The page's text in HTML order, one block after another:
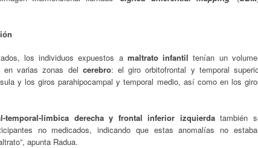
los individuos expuestos a maltrato infantiltenían un
en varias zonas del cerebro: el giro orbitofrontal y temporal
y los giros parahipocampal y temporal medio, así como en los
temporal-límbica derecha y frontal inferior izquierdatambién
no medicados, indicando que estas anomalías no
apunta Radua.